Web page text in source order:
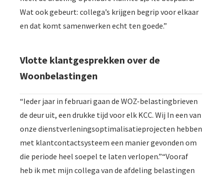
Wat ook gebeurt: collega’s krijgen begrip voor elkaar
en dat komt samenwerken echt ten goede.”
Vlotte klantgesprekken over de
Woonbelastingen
“Ieder jaar in februari gaan de WOZ-belastingbrieven
de deur uit, een drukke tijd voor elk KCC. Wij In een van
onze dienstverleningsoptimalisatieprojecten hebben
met klantcontactsysteem een manier gevonden om
die periode heel soepel te laten verlopen.”“Vooraf
heb ik met mijn collega van de afdeling belastingen